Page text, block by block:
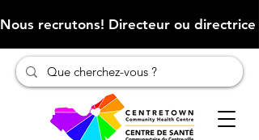
Nous recrutons! Directeur ou